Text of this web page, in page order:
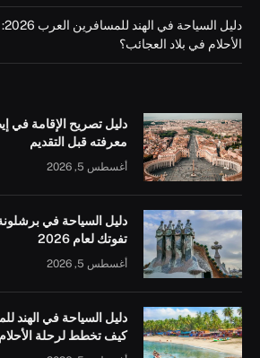
الأحلام في بلاد العجائب؟
معرفته قبل التقديم
أغسطس 5, 2026
دليل السياحة في برشلونة
تفوتك لعام 2026
أغسطس 5, 2026
كيف تخطط لرحلة